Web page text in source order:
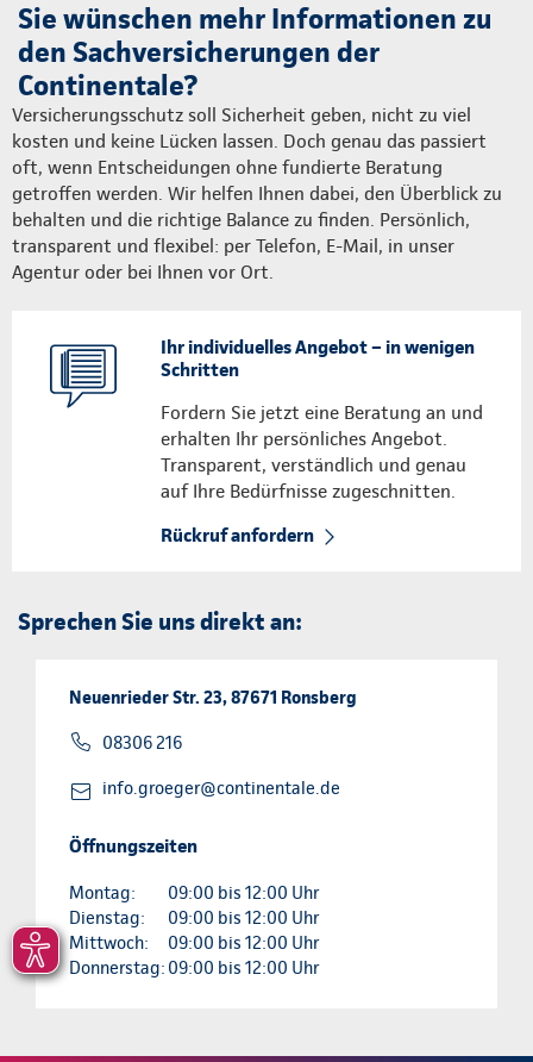
Sie wünschen mehr Informationen zu
den Sachversicherungen der
Continentale?
Versicherungsschutz soll Sicherheit geben, nicht zu viel
kosten und keine Lücken lassen. Doch genau das passiert
oft, wenn Entscheidungen ohne fundierte Beratung
getroffen werden. Wir helfen Ihnen dabei, den Überblick zu
behalten und die richtige Balance zu finden. Persönlich,
transparent und flexibel: per Telefon, E-Mail, in unser
Agentur oder bei Ihnen vor Ort.
Ihr individuelles Angebot – in wenigen
Schritten
Fordern Sie jetzt eine Beratung an und
erhalten Ihr persönliches Angebot.
Transparent, verständlich und genau
auf Ihre Bedürfnisse zugeschnitten.
Rückruf anfordern
Sprechen Sie uns direkt an:
Neuenrieder Str. 23, 87671 Ronsberg
08306 216
info.groeger@continentale.de
Öffnungszeiten
Montag:
09:00 bis 12:00 Uhr
Dienstag:
09:00 bis 12:00 Uhr
Mittwoch:
09:00 bis 12:00 Uhr
Donnerstag: 09:00 bis 12:00 Uhr